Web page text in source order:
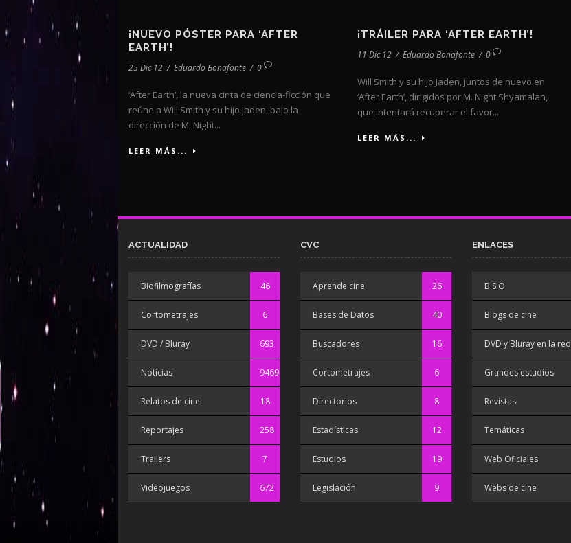
¡NUEVO PÓSTER PARA ‘AFTER
EARTH’!
25 Dic 12 / Eduardo Bonafonte / 0
‘After Earth’, la nueva cinta de ciencia-ficción que
reúne a Will Smith y su hijo Jaden, bajo la
dirección de M. Night...
LEER MÁS...
¡TRÁILER PARA ‘AFTER EARTH’!
11 Dic 12 / Eduardo Bonafonte / 0
Will Smith y su hijo Jaden, juntos de nuevo en
‘After Earth’, dirigidos por M. Night Shyamalan,
que intentará recuperar el favor...
LEER MÁS...
ACTUALIDAD
Biofilmografías 46
Cortometrajes 6
DVD / Bluray 693
Noticias 9469
Relatos de cine 18
Reportajes 258
Trailers 7
Videojuegos 672
CVC
Aprende cine 26
Bases de Datos 40
Buscadores 16
Cortometrajes 6
Directorios 8
Estadísticas 12
Estudios 19
Legislación 9
ENLACES
B.S.O
Blogs de cine
DVD y Bluray en la red
Grandes estudios
Revistas
Temáticas
Web Oficiales
Webs de cine